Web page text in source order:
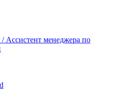
Ассистент менеджера по